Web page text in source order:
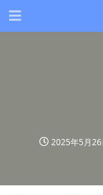
2025年5月26